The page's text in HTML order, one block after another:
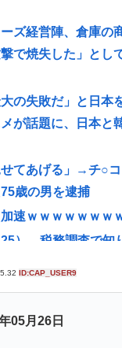
ズ経営陣、倉庫の
撃で焼失した」と
大の失敗だ」と日本
が話題に、日本と
せてあげる」→チ○
歳の男を逮捕
速ｗｗｗｗｗｗｗ
）、税務調査で知
超過
ID:CAP_USER9
05月26日